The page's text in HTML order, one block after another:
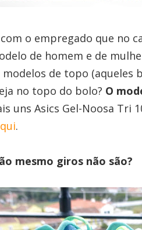
o empregado que no
de homem e de
de topo (aqueles
no topo do bolo? O
uns Asics Gel-Noosa Tri
.
mesmo giros não são?